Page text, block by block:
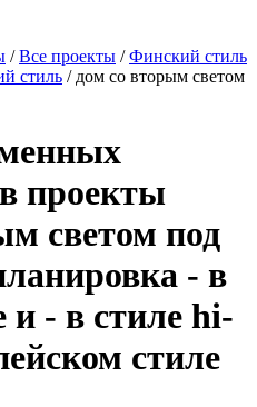
/Все проекты /Финский стиль
стиль / дом со вторым светом
проекты
светом под
- в
и - в стиле hi-
стиле